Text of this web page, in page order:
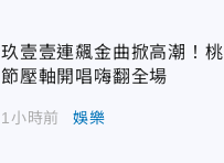
玖壹壹連飆金曲掀高潮！
節壓軸開唱嗨翻全場
1小時前 娛樂